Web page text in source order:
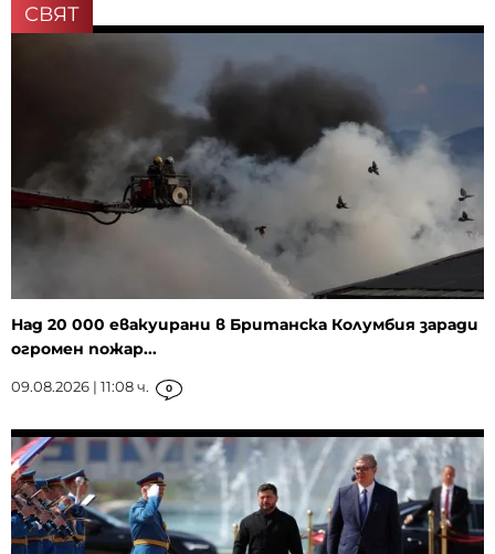
СВЯТ
Над 20 000 евакуирани в Британска Колумбия заради
огромен пожар...
09.08.2026 | 11:08 ч. 0